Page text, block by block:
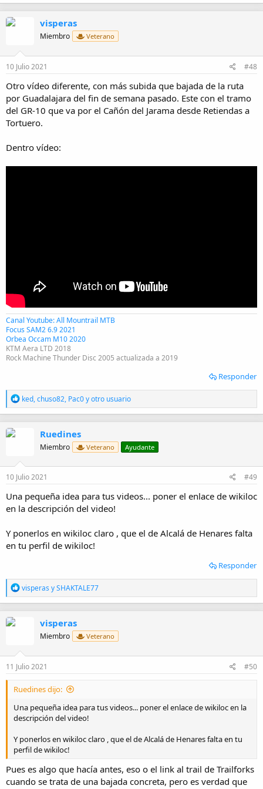
a
n
e
s
visperas
Miembro Veterano
10 Julio 2021 #48
Otro vídeo diferente, con más subida que bajada de la ruta
por Guadalajara del fin de semana pasado. Este con el tramo
del GR-10 que va por el Cañón del Jarama desde Retiendas a
Tortuero.
Dentro vídeo:
Canal Youtube: All Mountrail MTB
Focus SAM2 6.9 2021
Orbea Occam M10 2020
KTM Aera LTD 2018
Rock Machine Thunder Disc 2005 actualizada a 2019
Responder
R
e
a
n
e
s
ked,chuso82, Pac0y otro usuario
Ruedines
Miembro Veterano Ayudante
10 Julio 2021 #49
Una pequeña idea para tus videos... poner el enlace de wikiloc
en la descripción del video!
Y ponerlos en wikiloc claro , que el de Alcalá de Henares falta
en tu perfil de wikiloc!
Responder
R
e
a
n
e
s
visperas ySHAKTALE77
visperas
Miembro Veterano
11 Julio 2021 #50
Ruedines dijo:
Una pequeña idea para tus videos... poner el enlace de wikiloc en la
descripción del video!
Y ponerlos en wikiloc claro , que el de Alcalá de Henares falta en tu
perfil de wikiloc!
Pues es algo que hacía antes, eso o el link al trail de Trailforks
cuando se trata de una bajada concreta, pero es verdad que